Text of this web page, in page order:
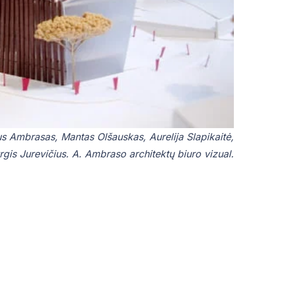
Mantas Olšauskas, Aurelija Slapikaitė,
Jurevičius. A. Ambraso architektų biuro vizual.